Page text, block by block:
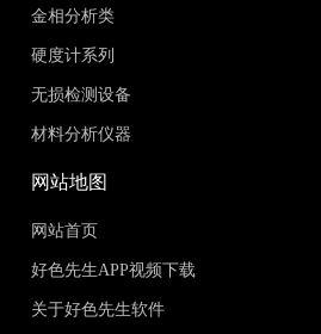
金相分析类
硬度计系列
无损检测设备
材料分析仪器
网站地图
网站首页
好色先生APP视频下载
关于好色先生软件